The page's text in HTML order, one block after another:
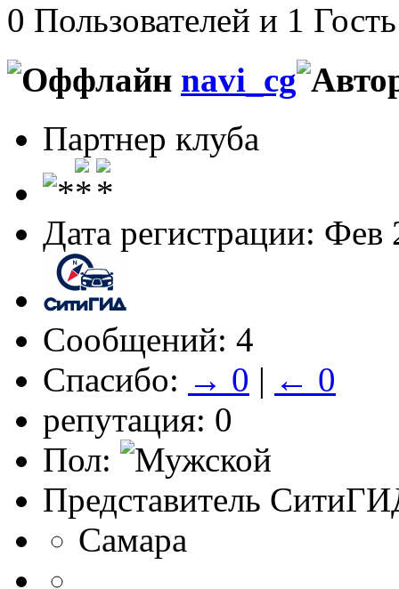
0 Пользователей и 1
navi_cg
Партнер клуба
Дата регистрации: Фев
Сообщений: 4
Спасибо: → 0 | ← 0
репутация: 0
Пол:
Представитель
Самара